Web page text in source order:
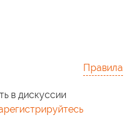
Правила
в дискуссии